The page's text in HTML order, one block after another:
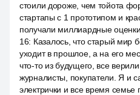
стоили дороже, чем тойота
стартапы с 1 прототипом и
получали миллиардные оценки
16: Казалось, что старый мир
уходит в прошлое, а на его
что-то из будущего, все
журналисты, покупатели. Я и
электрички и все время семье